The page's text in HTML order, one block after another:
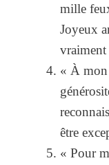
mille
Joyeux
vraiment
« À mon
être
« Pour